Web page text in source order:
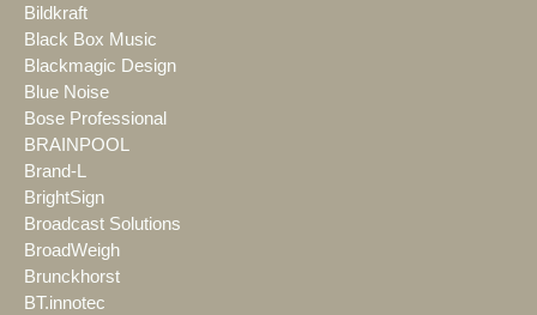
Bildkraft
Black Box Music
Blackmagic Design
Blue Noise
Bose Professional
BRAINPOOL
Brand-L
BrightSign
Broadcast Solutions
BroadWeigh
Brunckhorst
BT.innotec